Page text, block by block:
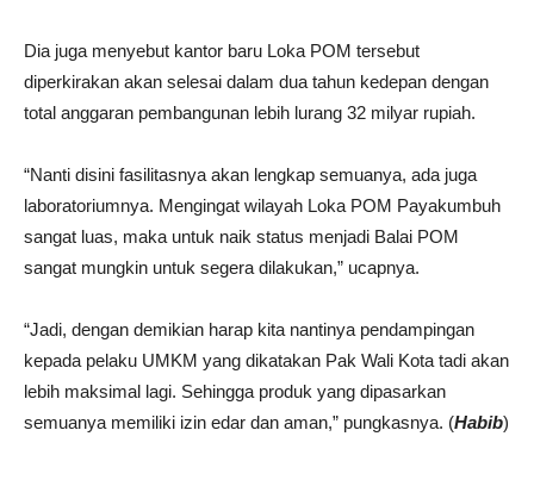
Dia juga menyebut kantor baru Loka POM tersebut
diperkirakan akan selesai dalam dua tahun kedepan dengan
total anggaran pembangunan lebih lurang 32 milyar rupiah.
“Nanti disini fasilitasnya akan lengkap semuanya, ada juga
laboratoriumnya. Mengingat wilayah Loka POM Payakumbuh
sangat luas, maka untuk naik status menjadi Balai POM
sangat mungkin untuk segera dilakukan,” ucapnya.
“Jadi, dengan demikian harap kita nantinya pendampingan
kepada pelaku UMKM yang dikatakan Pak Wali Kota tadi akan
lebih maksimal lagi. Sehingga produk yang dipasarkan
semuanya memiliki izin edar dan aman,” pungkasnya. (Habib)